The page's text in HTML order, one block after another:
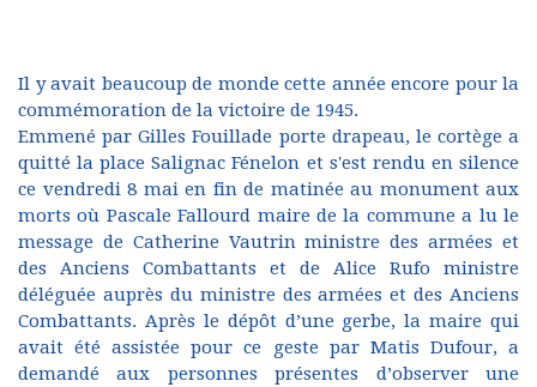
Il y avait beaucoup de monde cette année encore pour la
commémoration de la victoire de 1945.
Emmené par Gilles Fouillade porte drapeau, le cortège a
quitté la place Salignac Fénelon et s'est rendu en silence
ce vendredi 8 mai en fin de matinée au monument aux
morts où Pascale Fallourd maire de la commune a lu le
message de Catherine Vautrin ministre des armées et
des Anciens Combattants et de Alice Rufo ministre
déléguée auprès du ministre des armées et des Anciens
Combattants. Après le dépôt d’une gerbe, la maire qui
avait été assistée pour ce geste par Matis Dufour, a
demandé aux personnes présentes d’observer une